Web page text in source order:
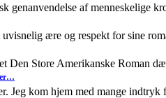
genanvendelse af menneskelige
ære og respekt for sine
Den Store Amerikanske Roman
er…
Jeg kom hjem med mange